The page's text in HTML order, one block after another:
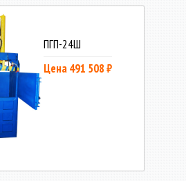
ПГП-24Ш
Цена 491 508 ₽